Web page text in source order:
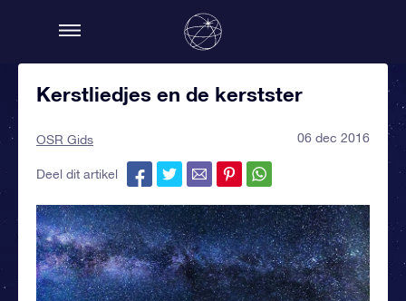
Kerstliedjes en de kerstster
OSR Gids 06 dec 2016
Deel dit artikel